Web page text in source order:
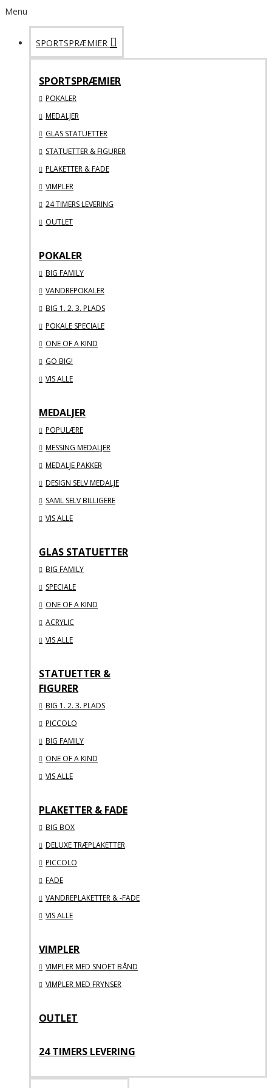
Menu
SPORTSPRÆMIER
SPORTSPRÆMIER
POKALER
MEDALJER
GLAS STATUETTER
STATUETTER & FIGURER
PLAKETTER & FADE
VIMPLER
24 TIMERS LEVERING
OUTLET
POKALER
BIG FAMILY
VANDREPOKALER
BIG 1. 2. 3. PLADS
POKALE SPECIALE
ONE OF A KIND
GO BIG!
VIS ALLE
MEDALJER
POPULÆRE
MESSING MEDALJER
MEDALJE PAKKER
DESIGN SELV MEDALJE
SAML SELV BILLIGERE
VIS ALLE
GLAS STATUETTER
BIG FAMILY
SPECIALE
ONE OF A KIND
ACRYLIC
VIS ALLE
STATUETTER &
FIGURER
BIG 1. 2. 3. PLADS
PICCOLO
BIG FAMILY
ONE OF A KIND
VIS ALLE
PLAKETTER & FADE
BIG BOX
DELUXE TRÆPLAKETTER
PICCOLO
FADE
VANDREPLAKETTER & -FADE
VIS ALLE
VIMPLER
VIMPLER MED SNOET BÅND
VIMPLER MED FRYNSER
OUTLET
24 TIMERS LEVERING